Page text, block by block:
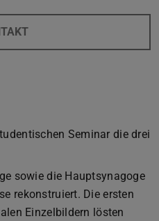
Seminar die drei
sowie die Hauptsynagoge
rekonstruiert. Die ersten
Einzelbildern lösten